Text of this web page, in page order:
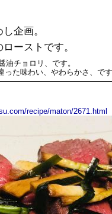
企画。
ーストです。
油チョロリ、です。
った味わい、やわらかさ、です
recipe/maton/2671.html